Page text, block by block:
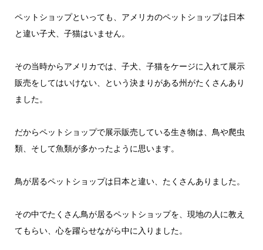
ペットショップといっても、アメリカのペットショップは日本
と違い子犬、子猫はいません。
その当時からアメリカでは、子犬、子猫をケージに入れて展示
販売をしてはいけない、という決まりがある州がたくさんあり
ました。
だからペットショップで展示販売している生き物は、鳥や爬虫
類、そして魚類が多かったように思います。
鳥が居るペットショップは日本と違い、たくさんありました。
その中でたくさん鳥が居るペットショップを、現地の人に教え
てもらい、心を躍らせながら中に入りました。